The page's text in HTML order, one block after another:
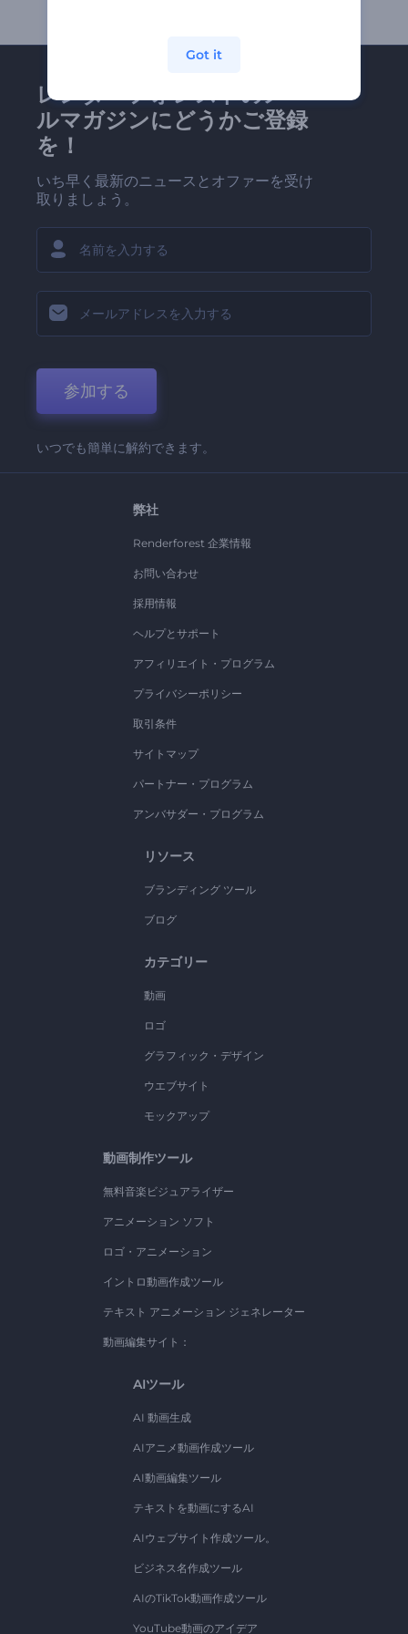
レンダーフォレストのメー
ルマガジンにどうかご登録
を！
いち早く最新のニュースとオファーを受け
取りましょう。
参加する
いつでも簡単に解約できます。
弊社
Renderforest 企業情報
お問い合わせ
採用情報
ヘルプとサポート
アフィリエイト・プログラム
プライバシーポリシー
取引条件
サイトマップ
パートナー・プログラム
アンバサダー・プログラム
リソース
ブランディング ツール
ブログ
カテゴリー
動画
ロゴ
グラフィック・デザイン
ウエブサイト
モックアップ
動画制作ツール
無料音楽ビジュアライザー
アニメーション ソフト
ロゴ・アニメーション
イントロ動画作成ツール
テキスト アニメーション ジェネレーター
動画編集サイト：
AIツール
AI 動画生成
AIアニメ動画作成ツール
AI動画編集ツール
テキストを動画にするAI
AIウェブサイト作成ツール。
ビジネス名作成ツール
AIのTikTok動画作成ツール
YouTube動画のアイデア
Got it